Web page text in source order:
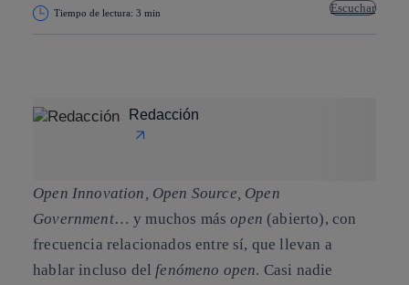
Tiempo de lectura: 3 min Escuchar
Redacción
Open Innovation, Open Source, Open
Government… y muchos másopen (abierto), con
frecuencia relacionados entre sí, que llevan a
hablar incluso del fenómeno open. Casi nadie